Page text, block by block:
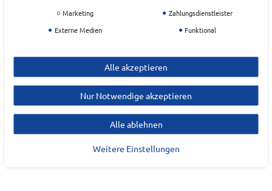
INTERSPORT Deutschland eG
Q.S@intersport.de
Marketing
Zahlungsdienstleister
Externe Medien
Funktional
Alle akzeptieren
Nur Notwendige akzeptieren
Alle ablehnen
Weitere Einstellungen